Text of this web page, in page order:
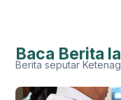
Baca Berita
Berita seputar